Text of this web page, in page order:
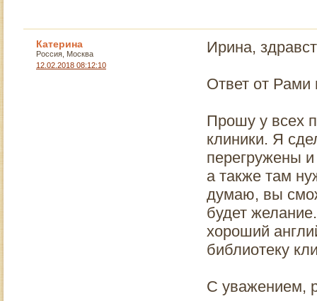
Катерина
Россия, Москва
12.02.2018 08:12:10
Ирина,
Ответ от Рами
Прошу у всех
клиники. Я
перегружены
а также там
думаю, вы
будет
хороший
библиотеку
С уважением,